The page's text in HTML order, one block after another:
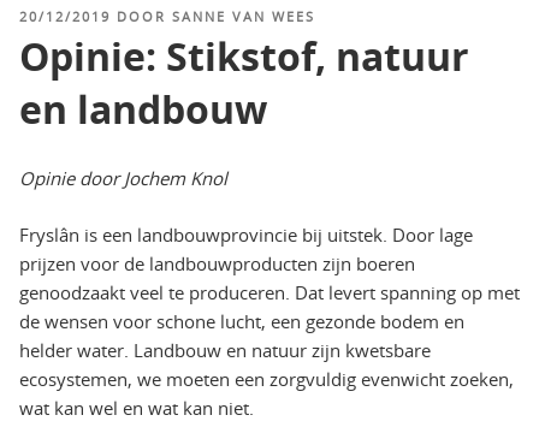
GEPLAATST
20/12/2019 DOOR SANNE VAN WEES
Opinie: Stikstof, natuur
en landbouw
Opinie door Jochem Knol
Fryslân is een landbouwprovincie bij uitstek. Door lage
prijzen voor de landbouwproducten zijn boeren
genoodzaakt veel te produceren. Dat levert spanning op met
de wensen voor schone lucht, een gezonde bodem en
helder water. Landbouw en natuur zijn kwetsbare
ecosystemen, we moeten een zorgvuldig evenwicht zoeken,
wat kan wel en wat kan niet.